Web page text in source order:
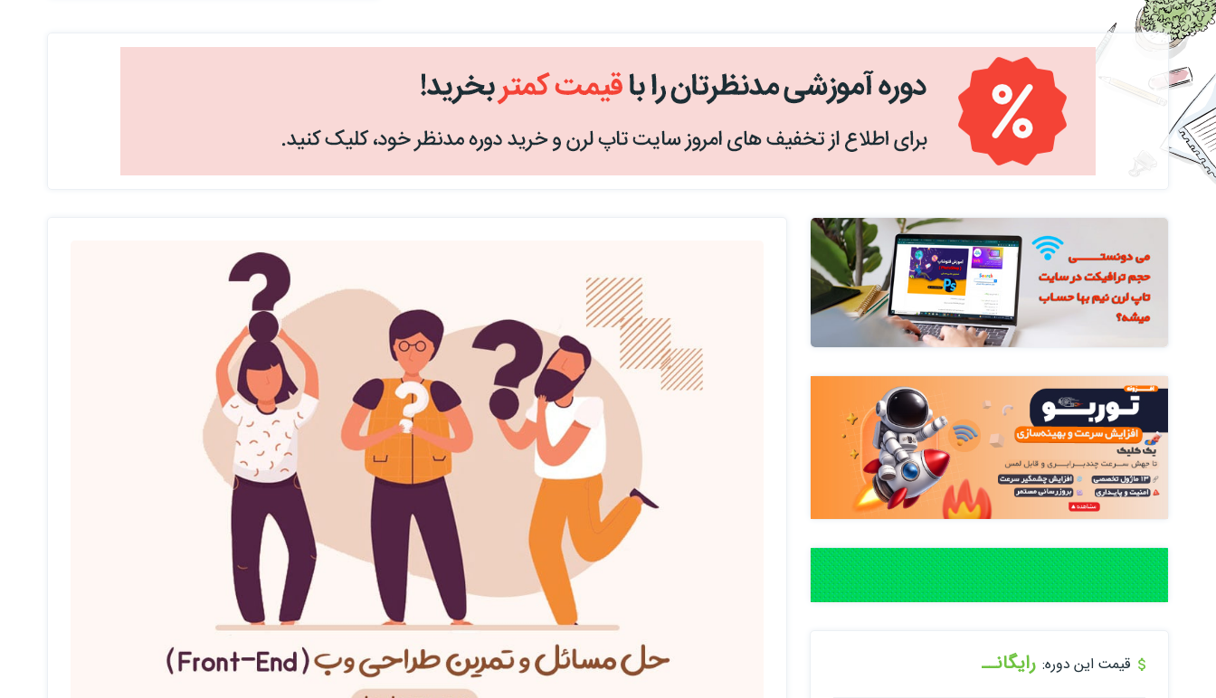
قیمت این دوره: رایگانــ